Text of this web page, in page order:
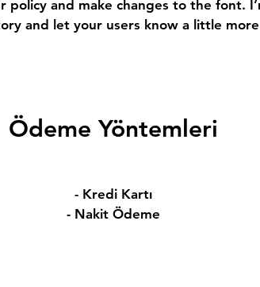
policy and make changes to the font.
and let your users know a little
Ödeme Yöntemleri
- Kredi Kartı
- Nakit Ödeme